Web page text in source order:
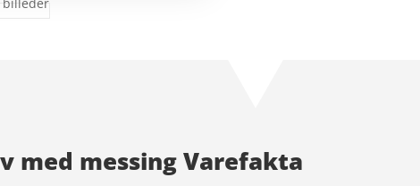
med messing Varefakta